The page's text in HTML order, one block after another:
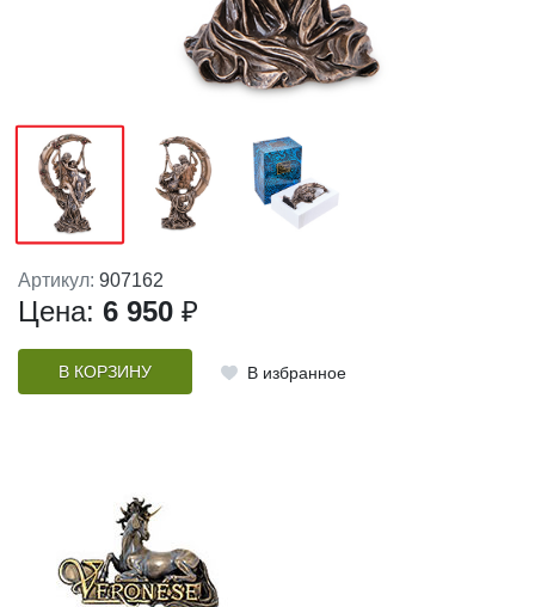
Артикул: 907162
Цена: 6 950 ₽
В КОРЗИНУ В избранное